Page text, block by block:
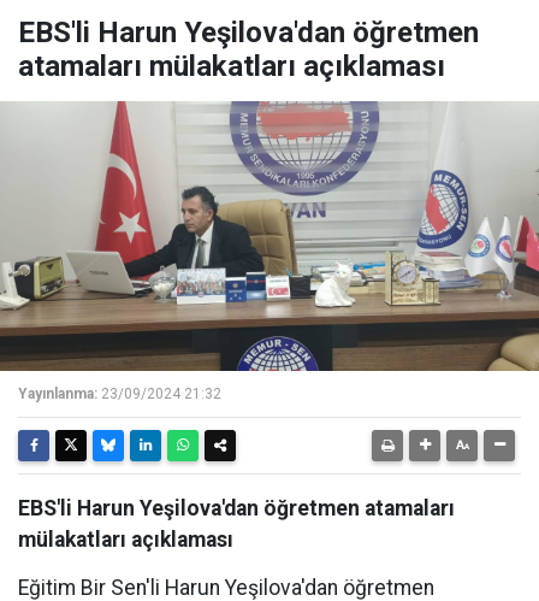
EBS'li Harun Yeşilova'dan öğretmen
atamaları mülakatları açıklaması
Yayınlanma: 23/09/2024 21:32
EBS'li Harun Yeşilova'dan öğretmen atamaları
mülakatları açıklaması
Eğitim Bir Sen'li Harun Yeşilova'dan öğretmen